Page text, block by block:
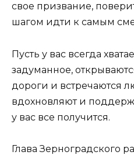
свое призвание,
шагом идти к самым
Пусть у вас всегда
задуманное,
дороги и встречаются
вдохновляют и
у вас все получится.
Глава Зерноградского